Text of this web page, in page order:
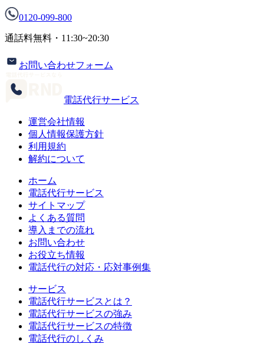
0120-099-800
通話料無料・ 11:30~20:30
お問い合わせフォーム
電話代行サービス
運営会社情報
個人情報保護方針
利用規約
解約について
ホーム
電話代行サービス
サイトマップ
よくある質問
導入までの流れ
お問い合わせ
お役立ち情報
電話代行の対応・応対事例集
サービス
電話代行サービスとは？
電話代行サービスの強み
電話代行サービスの特徴
電話代行のしくみ